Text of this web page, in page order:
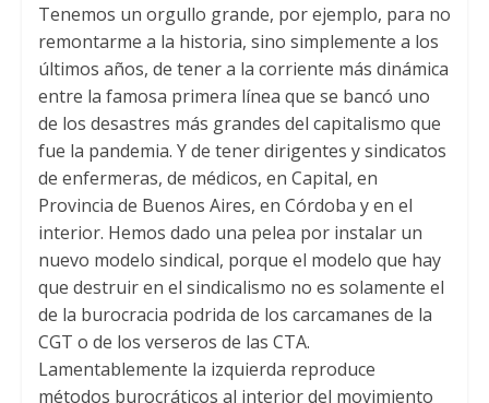
Tenemos un orgullo grande, por ejemplo, para no
remontarme a la historia, sino simplemente a los
últimos años, de tener a la corriente más dinámica
entre la famosa primera línea que se bancó uno
de los desastres más grandes del capitalismo que
fue la pandemia. Y de tener dirigentes y sindicatos
de enfermeras, de médicos, en Capital, en
Provincia de Buenos Aires, en Córdoba y en el
interior. Hemos dado una pelea por instalar un
nuevo modelo sindical, porque el modelo que hay
que destruir en el sindicalismo no es solamente el
de la burocracia podrida de los carcamanes de la
CGT o de los verseros de las CTA.
Lamentablemente la izquierda reproduce
métodos burocráticos al interior del movimiento